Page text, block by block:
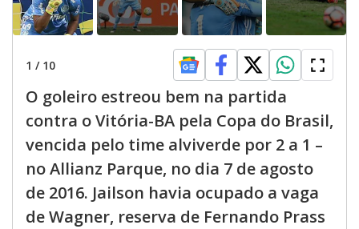
1 / 10
O goleiro estreou bem na partida
contra o Vitória-BA pela Copa do Brasil,
vencida pelo time alviverde por 2 a 1 –
no Allianz Parque, no dia 7 de agosto
de 2016. Jailson havia ocupado a vaga
de Wagner, reserva de Fernando Prass